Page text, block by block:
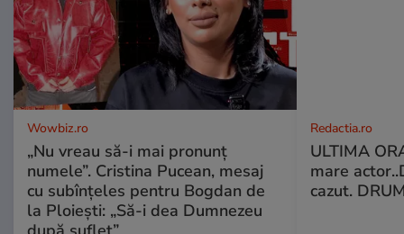
Wowbiz.ro
„Nu vreau să-i mai pronunț
numele”. Cristina Pucean, mesaj
cu subînțeles pentru Bogdan de
la Ploiești: „Să-i dea Dumnezeu
Redactia.ro
ULTIMA
mare
cazut.